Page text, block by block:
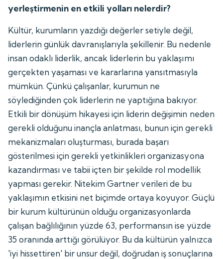
yerleştirmenin en etkili yolları nelerdir?
Kültür, kurumların yazdığı değerler setiyle değil,
liderlerin günlük davranışlarıyla şekillenir. Bu nedenle
insan odaklı liderlik, ancak liderlerin bu yaklaşımı
gerçekten yaşaması ve kararlarına yansıtmasıyla
mümkün. Çünkü çalışanlar, kurumun ne
söylediğinden çok liderlerin ne yaptığına bakıyor.
Etkili bir dönüşüm hikayesi için liderin değişimin neden
gerekli olduğunu inançla anlatması, bunun için gerekli
mekanizmaları oluşturması, burada başarı
gösterilmesi için gerekli yetkinlikleri organizasyona
kazandırması ve tabii içten bir şekilde rol modellik
yapması gerekir. Nitekim Gartner verileri de bu
yaklaşımın etkisini net biçimde ortaya koyuyor. Güçlü
bir kurum kültürünün olduğu organizasyonlarda
çalışan bağlılığının yüzde 63, performansın ise yüzde
35 oranında arttığı görülüyor. Bu da kültürün yalnızca
'iyi hissettiren' bir unsur değil, doğrudan iş sonuçlarına